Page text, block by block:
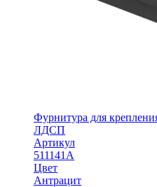
Фурнитура для
ЛДСП
Артикул
511141А
Цвет
Антрацит